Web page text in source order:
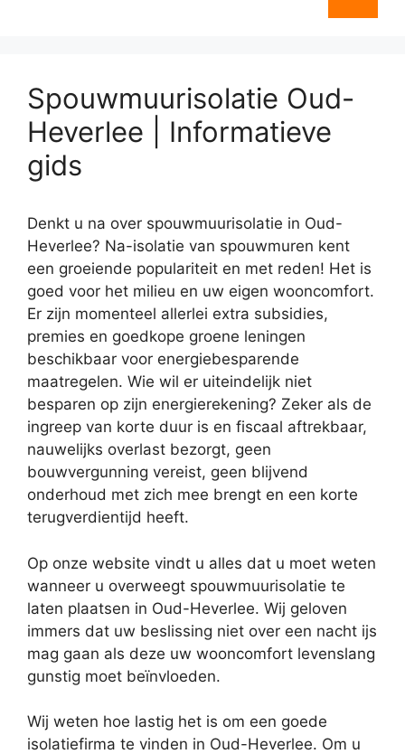
Spouwmuurisolatie Oud-
Heverlee | Informatieve
gids
Denkt u na over spouwmuurisolatie in Oud-
Heverlee? Na-isolatie van spouwmuren kent
een groeiende populariteit en met reden! Het is
goed voor het milieu en uw eigen wooncomfort.
Er zijn momenteel allerlei extra subsidies,
premies en goedkope groene leningen
beschikbaar voor energiebesparende
maatregelen. Wie wil er uiteindelijk niet
besparen op zijn energierekening? Zeker als de
ingreep van korte duur is en fiscaal aftrekbaar,
nauwelijks overlast bezorgt, geen
bouwvergunning vereist, geen blijvend
onderhoud met zich mee brengt en een korte
terugverdientijd heeft.
Op onze website vindt u alles dat u moet weten
wanneer u overweegt spouwmuurisolatie te
laten plaatsen in Oud-Heverlee. Wij geloven
immers dat uw beslissing niet over een nacht ijs
mag gaan als deze uw wooncomfort levenslang
gunstig moet beïnvloeden.
Wij weten hoe lastig het is om een goede
isolatiefirma te vinden in Oud-Heverlee. Om u